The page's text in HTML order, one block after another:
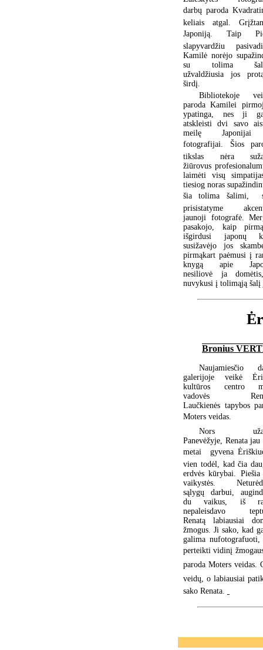
darbų paroda
keliais atgal.
Japoniją. Taip
slapyvardžiu
Kamilė norėjo
su tolima
užvaldžiusia jos
širdį.
Bibliotekoje
paroda Kamilei
ypatinga, nes ji
atskleisti dvi savo
meilę
fotografijai. Šios
tikslas nėra
žiūrovus
laimėti visų
tiesiog noras
šia tolima šalimi, 
prisistatyme
jaunoji fotografė.
pasakojo, kaip
išgirdusi japonų
susižavėjo jos
pirmąkart paėmusi į
knygą apie
nesiliovė ja
nuvykusi į tolimąją
Bronius
Naujamiesčio
galerijoje veikė
kultūros centro
vadovės
Laučkienės tapybos
Moters veidas.
Nors
Panevėžyje, Renata
metai gyvena
vien todėl, kad čia
erdvės kūrybai. Piešia
vaikystės.
sąlygų darbui,
du vaikus, iš
nepaleisdavo
Renatą labiausiai
žmogus. Ji sako, kad
galima
perteikti vidinį
paroda Moters
veidų, o labiausiai
sako Renata.